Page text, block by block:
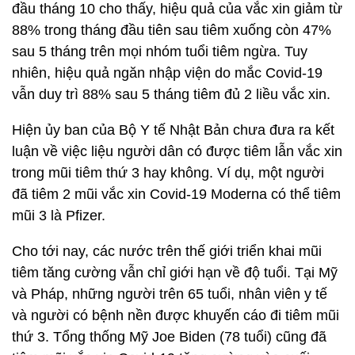
đầu tháng 10 cho thấy, hiệu quả của vắc xin giảm từ
88% trong tháng đầu tiên sau tiêm xuống còn 47%
sau 5 tháng trên mọi nhóm tuổi tiêm ngừa. Tuy
nhiên, hiệu quả ngăn nhập viện do mắc Covid-19
vẫn duy trì 88% sau 5 tháng tiêm đủ 2 liều vắc xin.
Hiện ủy ban của Bộ Y tế Nhật Bản chưa đưa ra kết
luận về việc liệu người dân có được tiêm lẫn vắc xin
trong mũi tiêm thứ 3 hay không. Ví dụ, một người
đã tiêm 2 mũi vắc xin Covid-19 Moderna có thể tiêm
mũi 3 là Pfizer.
Cho tới nay, các nước trên thế giới triển khai mũi
tiêm tăng cường vẫn chỉ giới hạn về độ tuổi. Tại Mỹ
và Pháp, những người trên 65 tuổi, nhân viên y tế
và người có bệnh nền được khuyến cáo đi tiêm mũi
thứ 3. Tổng thống Mỹ Joe Biden (78 tuổi) cũng đã